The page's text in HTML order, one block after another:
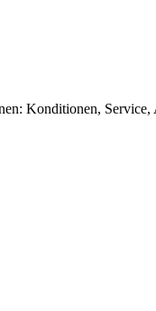
Konditionen, Service,